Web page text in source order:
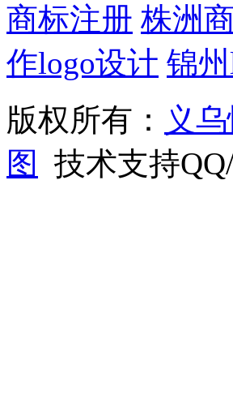
商标注册 株洲
作logo设计 锦
版权所有： 义
图
技术支持